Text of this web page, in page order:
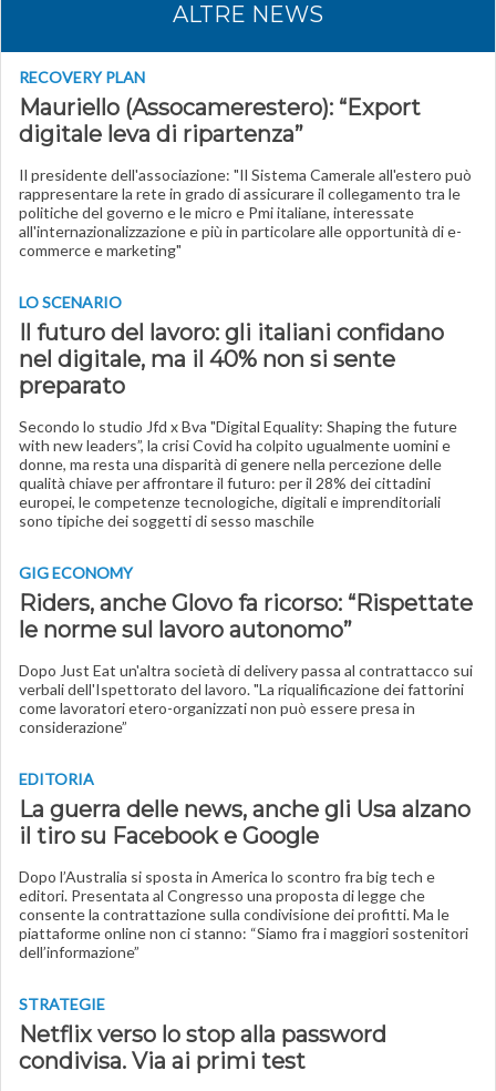
ALTRE NEWS
RECOVERY PLAN
Mauriello (Assocamerestero): “Export
digitale leva di ripartenza”
Il presidente dell'associazione: "Il Sistema Camerale all'estero può
rappresentare la rete in grado di assicurare il collegamento tra le
politiche del governo e le micro e Pmi italiane, interessate
all'internazionalizzazione e più in particolare alle opportunità di e-
commerce e marketing"
LO SCENARIO
Il futuro del lavoro: gli italiani confidano
nel digitale, ma il 40% non si sente
preparato
Secondo lo studio Jfd x Bva "Digital Equality: Shaping the future
with new leaders”, la crisi Covid ha colpito ugualmente uomini e
donne, ma resta una disparità di genere nella percezione delle
qualità chiave per affrontare il futuro: per il 28% dei cittadini
europei, le competenze tecnologiche, digitali e imprenditoriali
sono tipiche dei soggetti di sesso maschile
GIG ECONOMY
Riders, anche Glovo fa ricorso: “Rispettate
le norme sul lavoro autonomo”
Dopo Just Eat un'altra società di delivery passa al contrattacco sui
verbali dell'Ispettorato del lavoro. "La riqualificazione dei fattorini
come lavoratori etero-organizzati non può essere presa in
considerazione”
EDITORIA
La guerra delle news, anche gli Usa alzano
il tiro su Facebook e Google
Dopo l’Australia si sposta in America lo scontro fra big tech e
editori. Presentata al Congresso una proposta di legge che
consente la contrattazione sulla condivisione dei profitti. Ma le
piattaforme online non ci stanno: “Siamo fra i maggiori sostenitori
dell’informazione”
STRATEGIE
Netflix verso lo stop alla password
condivisa. Via ai primi test